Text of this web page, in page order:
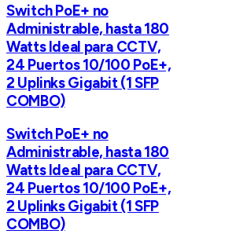
Switch PoE+ no
Administrable, hasta 180
Watts Ideal para CCTV,
24 Puertos 10/100 PoE+,
2 Uplinks Gigabit (1 SFP
COMBO)
Switch PoE+ no
Administrable, hasta 180
Watts Ideal para CCTV,
24 Puertos 10/100 PoE+,
2 Uplinks Gigabit (1 SFP
COMBO)